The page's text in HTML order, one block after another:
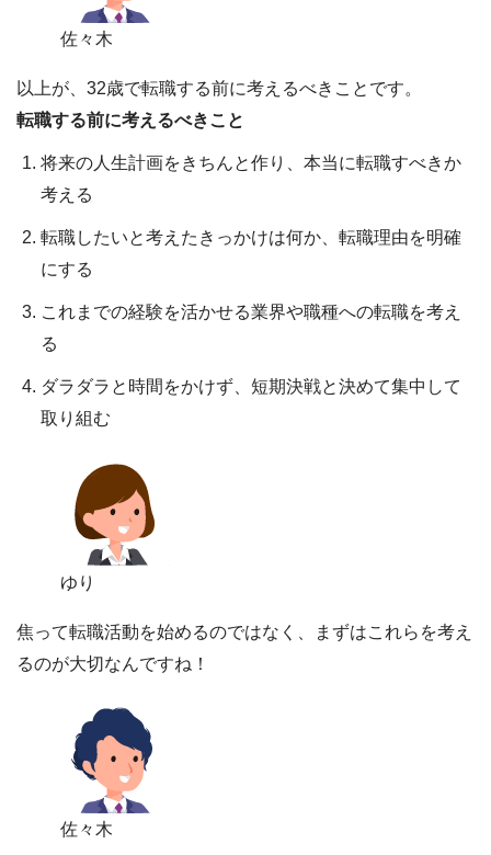
佐々木
以上が、32歳で転職する前に考えるべきことです。
転職する前に考えるべきこと
将来の人生計画をきちんと作り、本当に転職すべきか
考える
転職したいと考えたきっかけは何か、転職理由を明確
にする
これまでの経験を活かせる業界や職種への転職を考え
る
ダラダラと時間をかけず、短期決戦と決めて集中して
取り組む
ゆり
焦って転職活動を始めるのではなく、まずはこれらを考え
るのが大切なんですね！
佐々木